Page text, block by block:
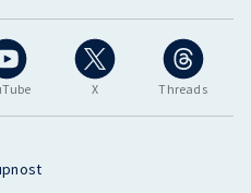
X Threads